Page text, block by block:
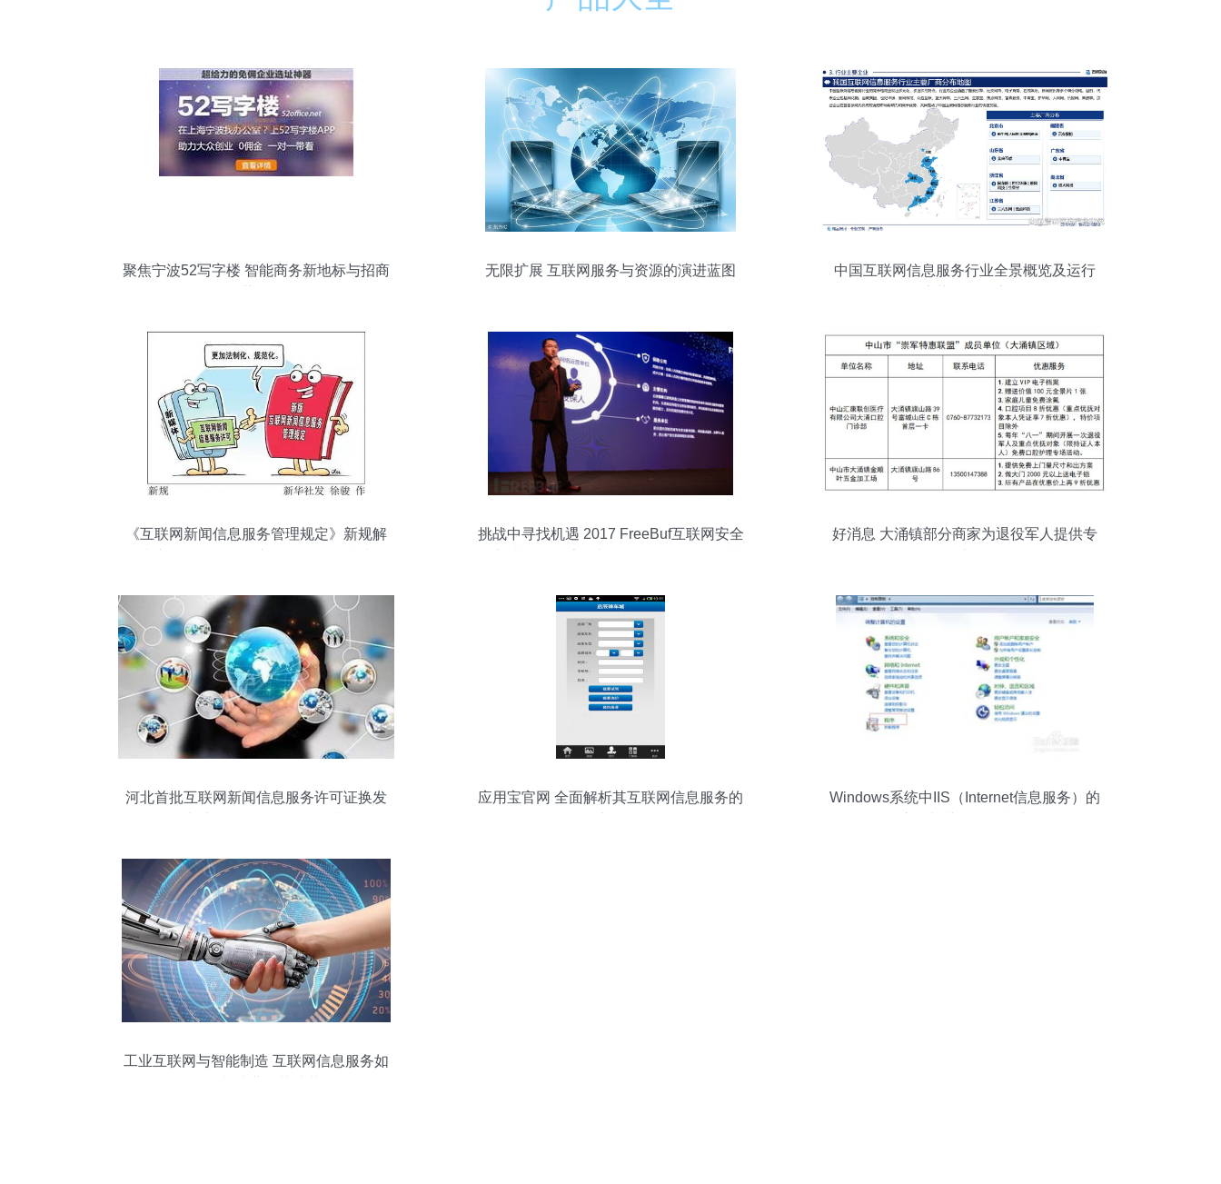
聚焦宁波52写字楼 智能商务新地标与招商
无限扩展 互联网服务与资源的演进蓝图
中国互联网信息服务行业全景概览及运行
《互联网新闻信息服务管理规定》新规解
挑战中寻找机遇 2017 FreeBuf互联网安全
好消息 大涌镇部分商家为退役军人提供专
河北首批互联网新闻信息服务许可证换发
应用宝官网 全面解析其互联网信息服务的
Windows系统中IIS（Internet信息服务）的
工业互联网与智能制造 互联网信息服务如